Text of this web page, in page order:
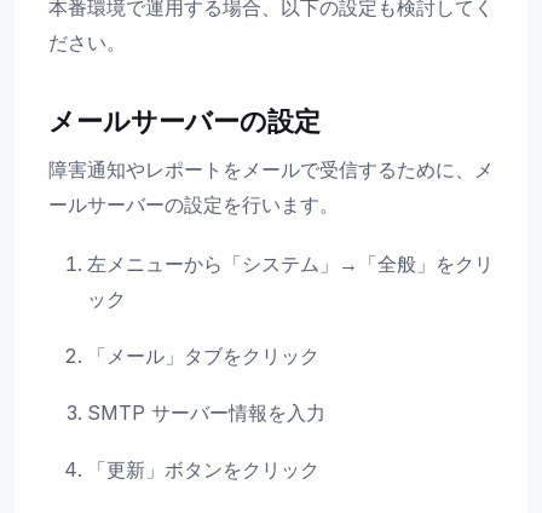
本番環境で運用する場合、以下の設定も検討してく
ださい。
メールサーバーの設定
障害通知やレポートをメールで受信するために、メ
ールサーバーの設定を行います。
左メニューから「システム」→「全般」をクリ
ック
「メール」タブをクリック
SMTP サーバー情報を入力
「更新」ボタンをクリック